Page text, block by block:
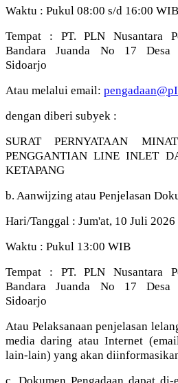
Waktu : Pukul 08:00 s/d 16:00 WIB
Tempat : PT. PLN Nusantara
Bandara Juanda No 17 Desa
Sidoarjo
Atau melalui email:
dengan diberi subyek :
SURAT PERNYATAAN
PENGGANTIAN LINE INLET
KETAPANG
b. Aanwijzing atau Penjelasan
Hari/Tanggal : Jum'at, 10 Juli 2026
Waktu : Pukul 13:00 WIB
Tempat : PT. PLN Nusantara
Bandara Juanda No 17 Desa
Sidoarjo
Atau Pelaksanaan penjelasan
media daring atau Internet
lain-lain) yang akan